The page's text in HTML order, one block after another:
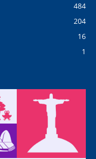
484
204
16
1